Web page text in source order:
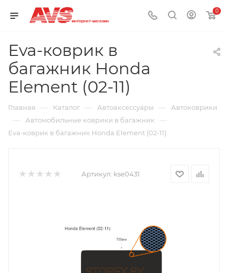
0
Eva-коврик в
багажник Honda
Element (02-11)
Главная — Каталог — Автоаксессуары — Автоковрики
— Автомобильные коврики в багажник —
Eva-коврик в багажник Honda Element (02-11)
Артикул: kse0431